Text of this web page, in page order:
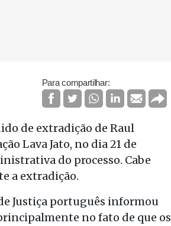
Para compartilhar:
de extradição de Raul
Lava Jato, no dia 21 de
do processo. Cabe
a extradição.
Justiça português informou
no fato de que os